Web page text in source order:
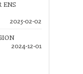
ENS
2025-02-02
2024-12-01